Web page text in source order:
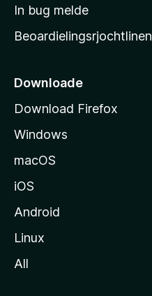
a
t
i
e
In bug melde
Beoardielingsrjochtlinen
Downloade
Download Firefox
Windows
macOS
iOS
Android
Linux
All